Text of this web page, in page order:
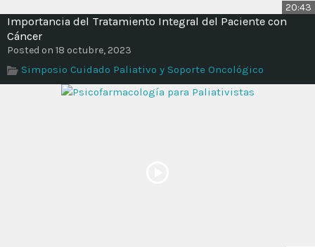
20:43
Importancia del Tratamiento Integral del Paciente con
Cáncer
Posted on 18 octubre, 2023
Simposio Cuidado Paliativo y Soporte Oncológico